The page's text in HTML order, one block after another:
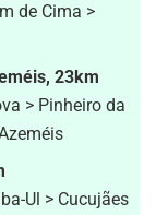
de Cima >
23km
> Pinheiro da
Ul > Cucujães